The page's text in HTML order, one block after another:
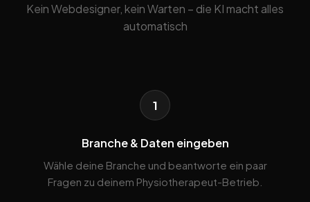
Kein Webdesigner, kein Warten – die KI macht alles
automatisch
1
Branche & Daten eingeben
Wähle deine Branche und beantworte ein paar
Fragen zu deinem Physiotherapeut-Betrieb.